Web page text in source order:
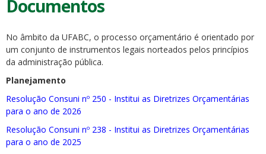
Documentos
No âmbito da UFABC, o processo orçamentário é orientado por
um conjunto de instrumentos legais norteados pelos princípios
da administração pública.
Planejamento
Resolução Consuni nº 250 - Institui as Diretrizes Orçamentárias
para o ano de 2026
Resolução Consuni nº 238 - Institui as Diretrizes Orçamentárias
para o ano de 2025